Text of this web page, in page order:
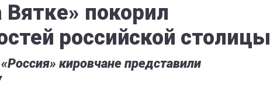
покорил
российской столицы
кировчане представили